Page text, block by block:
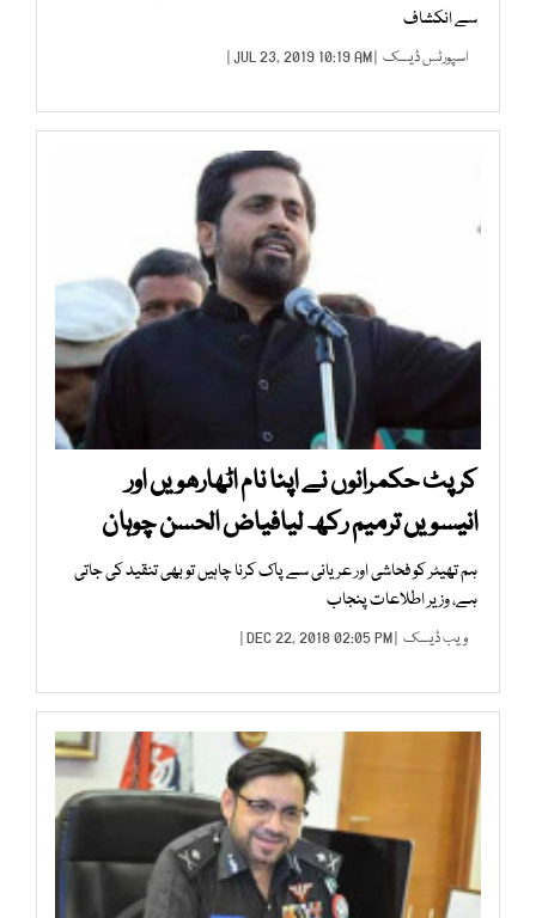
سے انکشاف
اسپورٹس ڈیسک | JUL 23, 2019 10:19 AM |
کرپٹ حکمرانوں نے اپنا نام اٹھارھویں اور
انیسویں ترمیم رکھ لیافیاض الحسن چوہان
ہم تھیٹر کو فحاشی اور عریانی سے پاک کرنا چاہیں تو بھی تنقید کی جاتی
ہے، وزیر اطلاعات پنجاب
ویب ڈیسک | DEC 22, 2018 02:05 PM |